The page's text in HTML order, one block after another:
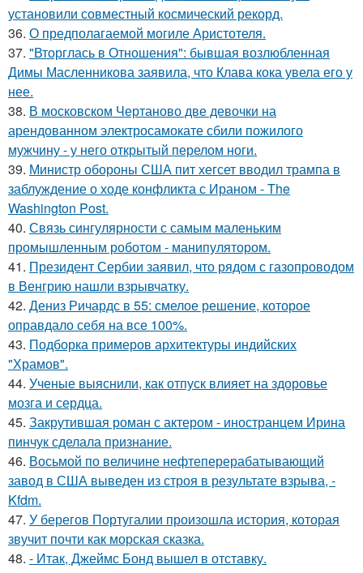
установили совместный космический рекорд.
36. О предполагаемой могиле Аристотеля.
37. "Вторглась в Отношения": бывшая возлюбленная
Димы Масленникова заявила, что Клава кока увела его у
нее.
38. В московском Чертаново две девочки на
арендованном электросамокате сбили пожилого
мужчину - у него открытый перелом ноги.
39. Министр обороны США пит хегсет вводил трампа в
заблуждение о ходе конфликта с Ираном - The
Washington Post.
40. Связь сингулярности с самым маленьким
промышленным роботом - манипулятором.
41. Президент Сербии заявил, что рядом с газопроводом
в Венгрию нашли взрывчатку.
42. Дениз Ричардс в 55: смелое решение, которое
оправдало себя на все 100%.
43. Подборка примеров архитектуры индийских
"Храмов".
44. Ученые выяснили, как отпуск влияет на здоровье
мозга и сердца.
45. Закрутившая роман с актером - иностранцем Ирина
пинчук сделала признание.
46. Восьмой по величине нефтеперерабатывающий
завод в США выведен из строя в результате взрыва, -
Kfdm.
47. У берегов Португалии произошла история, которая
звучит почти как морская сказка.
48. - Итак, Джеймс Бонд вышел в отставку.